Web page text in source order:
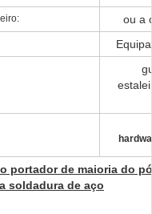
ou a
portador de maioria do
soldadura de aço